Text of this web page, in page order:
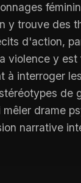
y trouve des
d'action,
violence y est
à interroger
de
mêler drame
narrative